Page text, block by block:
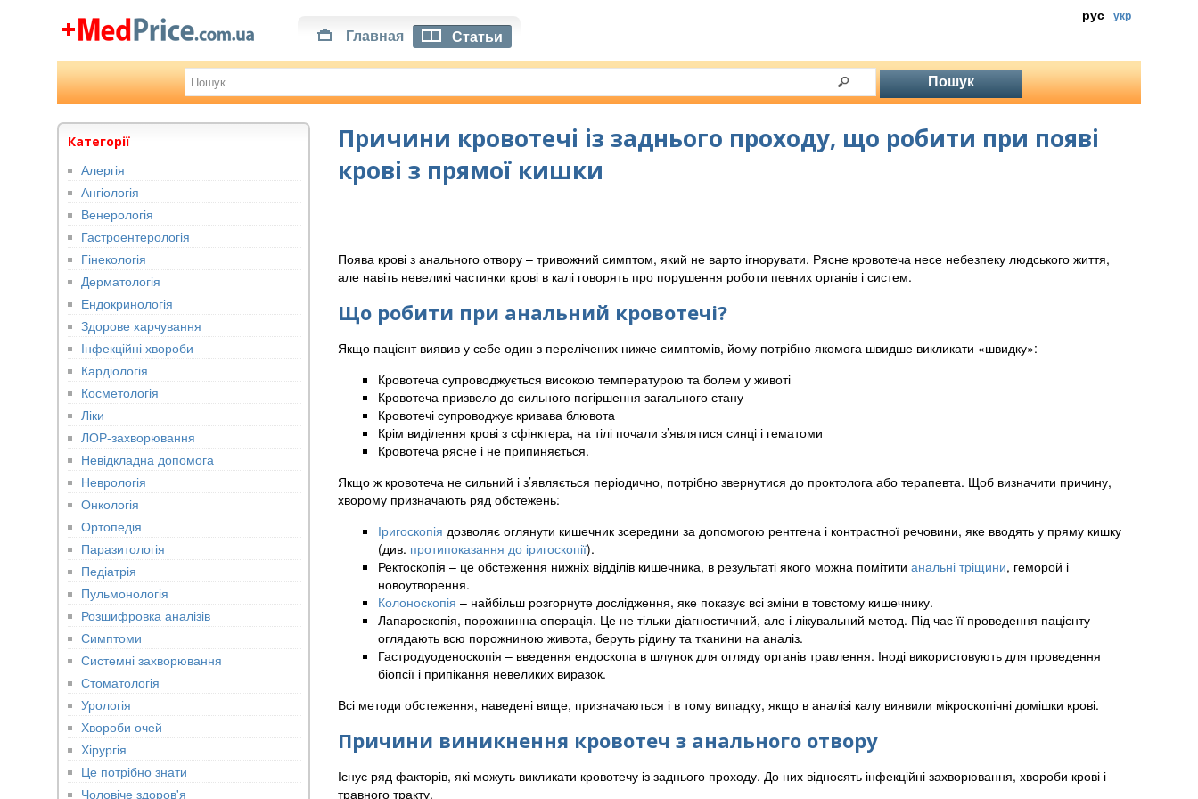
рус укр
Главная Статьи
Причини кровотечі із заднього проходу, що робити при появі
крові з прямої кишки
Поява крові з анального отвору – тривожний симптом, який не варто ігнорувати. Рясне кровотеча несе небезпеку людського життя,
але навіть невеликі частинки крові в калі говорять про порушення роботи певних органів і систем.
Що робити при анальний кровотечі?
Якщо пацієнт виявив у себе один з перелічених нижче симптомів, йому потрібно якомога швидше викликати «швидку»:
Кровотеча супроводжується високою температурою та болем у животі
Кровотеча призвело до сильного погіршення загального стану
Кровотечі супроводжує кривава блювота
Крім виділення крові з сфінктера, на тілі почали з’являтися синці і гематоми
Кровотеча рясне і не припиняється.
Якщо ж кровотеча не сильний і з’являється періодично, потрібно звернутися до проктолога або терапевта. Щоб визначити причину,
хворому призначають ряд обстежень:
Іригоскопія дозволяє оглянути кишечник зсередини за допомогою рентгена і контрастної речовини, яке вводять у пряму кишку
(див. протипоказання до іригоскопії).
Ректоскопія – це обстеження нижніх відділів кишечника, в результаті якого можна помітити анальні тріщини, геморой і
новоутворення.
Колоноскопія – найбільш розгорнуте дослідження, яке показує всі зміни в товстому кишечнику.
Лапароскопія, порожнинна операція. Це не тільки діагностичний, але і лікувальний метод. Під час її проведення пацієнту
оглядають всю порожниною живота, беруть рідину та тканини на аналіз.
Гастродуоденоскопія – введення ендоскопа в шлунок для огляду органів травлення. Іноді використовують для проведення
біопсії і припікання невеликих виразок.
Всі методи обстеження, наведені вище, призначаються і в тому випадку, якщо в аналізі калу виявили мікроскопічні домішки крові.
Причини виникнення кровотеч з анального отвору
Існує ряд факторів, які можуть викликати кровотечу із заднього проходу. До них відносять інфекційні захворювання, хвороби крові і
травного тракту.
Категорії
Алергія
Ангіологія
Венерологія
Гастроентерологія
Гінекологія
Дерматологія
Ендокринологія
Здорове харчування
Інфекційні хвороби
Кардіологія
Косметологія
Ліки
ЛОР-захворювання
Невідкладна допомога
Неврологія
Онкологія
Ортопедія
Паразитологія
Педіатрія
Пульмонологія
Розшифровка аналізів
Симптоми
Системні захворювання
Стоматологія
Урологія
Хвороби очей
Хірургія
Це потрібно знати
Чоловіче здоров'я